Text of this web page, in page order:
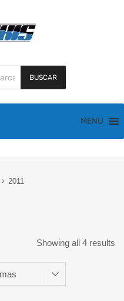
BUSCAR
MENU
2011
Showing all 4 results